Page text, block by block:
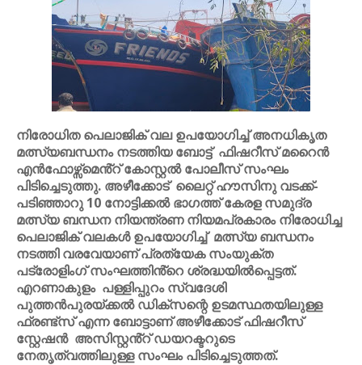
നിരോധിത പെലാജിക് വല ഉപയോഗിച്ച് അനധികൃത
മത്സ്യബന്ധനം നടത്തിയ ബോട്ട് ഫിഷറീസ് മറൈൻ
എൻഫോഴ്സ്മെൻ്റ് കോസ്റ്റൽ പോലീസ് സംഘം
പിടിച്ചെടുത്തു. അഴീക്കോട് ലൈറ്റ് ഹൗസിനു വടക്ക്-
പടിഞ്ഞാറു 10 നോട്ടിക്കൽ ഭാഗത്ത് കേരള സമുദ്ര
മത്സ്യ ബന്ധന നിയന്ത്രണ നിയമപ്രകാരം നിരോധിച്ച
പെലാജിക് വലകൾ ഉപയോഗിച്ച് മത്സ്യ ബന്ധനം
നടത്തി വരവേയാണ് പ്രത്യേക സംയുക്ത
പട്രോളിംഗ് സംഘത്തിൻ്റെ ശ്രദ്ധയിൽപ്പെട്ടത്.
എറണാകുളം പള്ളിപ്പുറം സ്വദേശി
പുത്തൻപുരയ്ക്കൽ ഡിക്സന്റെ ഉടമസ്ഥതയിലുള്ള
ഫ്രണ്ട്സ് എന്ന ബോട്ടാണ് അഴീക്കോട് ഫിഷറീസ്
സ്റ്റേഷൻ അസിസ്റ്റൻ്റ് ഡയറക്ടറുടെ
നേതൃത്വത്തിലുള്ള സംഘം പിടിച്ചെടുത്തത്.